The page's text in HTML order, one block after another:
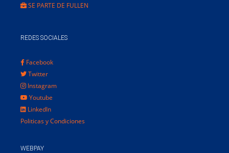
SE PARTE DE FULLEN
REDES SOCIALES
Facebook
Twitter
Instagram
Youtube
LinkedIn
Politicas y Condiciones
WEBPAY